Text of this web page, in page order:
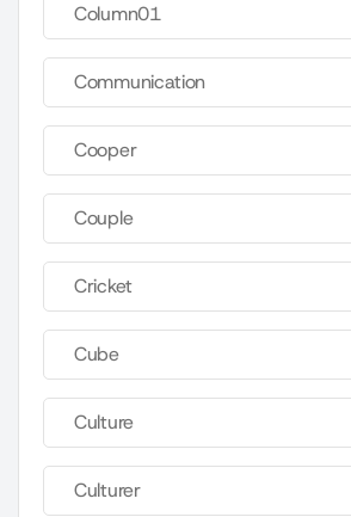
Column01
Communication
Cooper
Couple
Cricket
Cube
Culture
Culturer